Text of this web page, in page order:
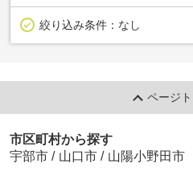
絞り込み条件： なし
ページ
市区町村から探す
宇部市 / 山口市 / 山陽小野田市